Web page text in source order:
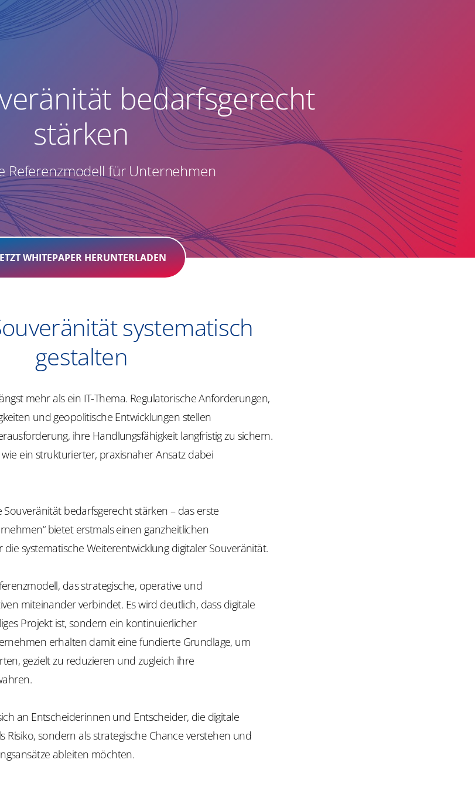
bedarfsgerecht
stärken
Referenzmodell für Unternehmen
WHITEPAPER HERUNTERLADEN
systematisch
gestalten
mehr als ein IT-Thema. Regulatorische Anforderungen,
und geopolitische Entwicklungen stellen
ihre Handlungsfähigkeit langfristig zu sichern.
ein strukturierter, praxisnaher Ansatz dabei
Souveränität bedarfsgerecht stärken – das erste
bietet erstmals einen ganzheitlichen
systematische Weiterentwicklung digitaler Souveränität.
das strategische, operative und
miteinander verbindet. Es wird deutlich, dass digitale
Projekt ist, sondern ein kontinuierlicher
erhalten damit eine fundierte Grundlage, um
gezielt zu reduzieren und zugleich ihre
an Entscheiderinnen und Entscheider, die digitale
Risiko, sondern als strategische Chance verstehen und
ableiten möchten.